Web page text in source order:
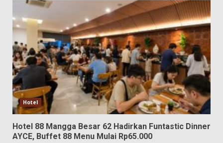
Hotel
Hotel 88 Mangga Besar 62 Hadirkan Funtastic Dinner
AYCE, Buffet 88 Menu Mulai Rp65.000